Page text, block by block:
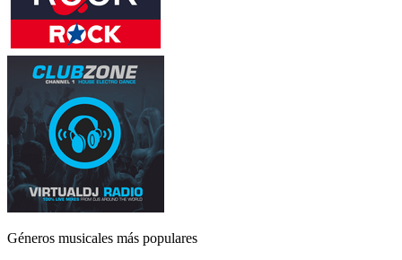
Géneros musicales más populares